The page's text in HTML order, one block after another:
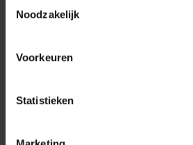
ervaringen: je eigen Uiltje
aanbevelingen, functionaliteiten en
dtdd.nl (relevante advertenties op
onze privacy policy
Noodzakelijk
Voorkeuren
Statistieken
▶ Lees meer informatie